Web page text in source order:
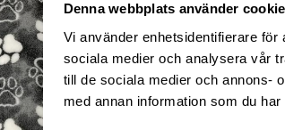
Denna webbplats använder
Vi använder enhetsidentifierare
sociala medier och analysera vår
till de sociala medier och annons-
med annan information som du